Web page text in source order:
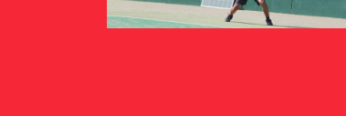
プライバシーポリシー